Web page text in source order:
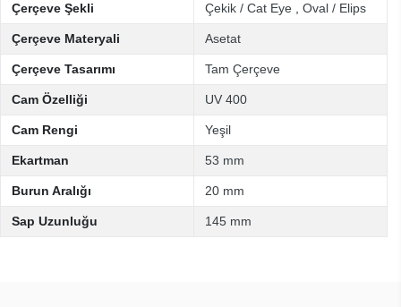
Çerçeve Şekli Çekik / Cat Eye Oval / Elips
Çerçeve Materyali Asetat
Çerçeve Tasarımı Tam Çerçeve
Cam Özelliği UV 400
Cam Rengi Yeşil
Ekartman 53 mm
Burun Aralığı 20 mm
Sap Uzunluğu 145 mm